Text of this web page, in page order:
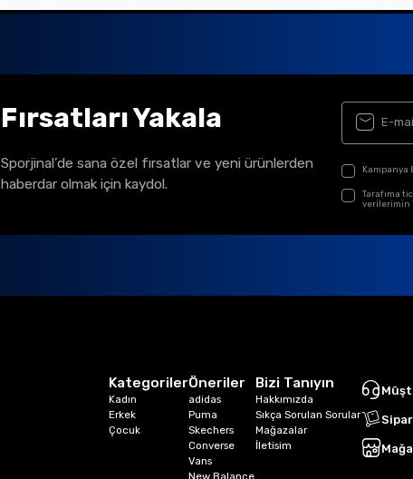
Fırsatları Yakala
Sporjinal’de sana özel fırsatlar ve yeni ürünlerden
haberdar olmak için kaydol.
Kampanya
Tarafıma
verilerimin
Kategoriler
Kadın
Erkek
Çocuk
Öneriler
adidas
Puma
Skechers
Converse
Vans
Bizi Tanıyın
Hakkımızda
Sıkça Sorulan Sorular
Mağazalar
İletisim